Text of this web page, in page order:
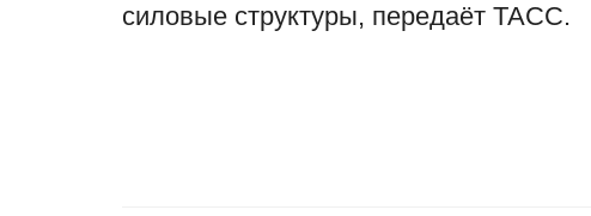
силовые структуры, передаёт ТАСС.